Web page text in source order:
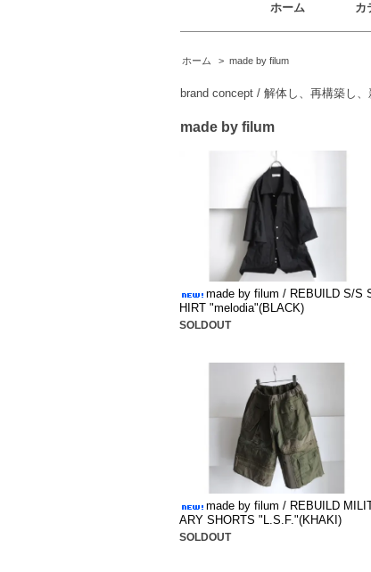
ホーム カ
ホーム > made by filum
brand concept / 解体し、再構築し
made by filum
made by filum / REBUILD S/S
HIRT "melodia"(BLACK)
SOLDOUT
made by filum / REBUILD
ARY SHORTS "L.S.F."(KHAKI)
SOLDOUT